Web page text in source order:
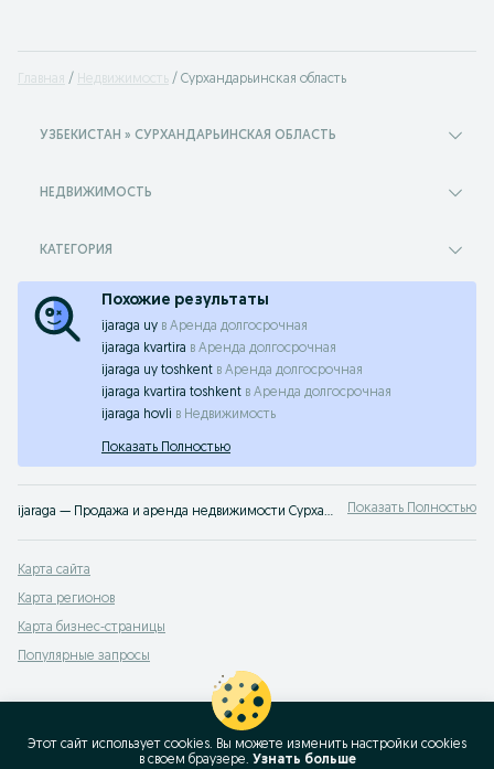
Главная Недвижимость Сурхандарьинская область
УЗБЕКИСТАН » СУРХАНДАРЬИНСКАЯ ОБЛАСТЬ
НЕДВИЖИМОСТЬ
КАТЕГОРИЯ
Похожие результаты
ijaraga uy в Аренда долгосрочная
ijaraga kvartira в Аренда долгосрочная
ijaraga uy toshkent в Аренда долгосрочная
ijaraga kvartira toshkent в Аренда долгосрочная
ijaraga hovli в Недвижимость
Показать Полностью
ijaraga — Продажа и аренда недвижимости Сурхандарьинская область ➤ Жилая и коммерческая недвижимость по лучшей цене ✔️ Выбирайте среди множества объявлений недорого на OLX.uz! Показать Полностью
Карта сайта
Карта регионов
Карта бизнес-страницы
Популярные запросы
Этот сайт использует cookies. Вы можете изменить настройки cookies
в своeм браузере. Узнать больше